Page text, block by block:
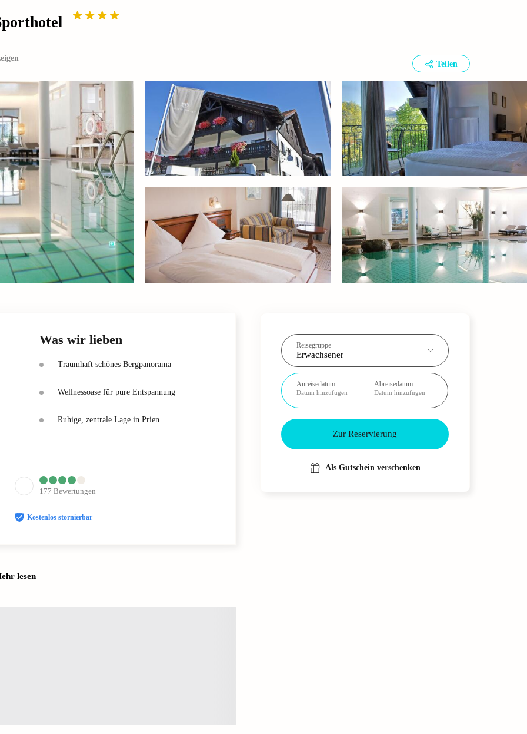
Teilen
Reisegruppe
Erwachsener
Anreisedatum
Datum hinzufügen
Abreisedatum
Datum hinzufügen
Zur Reservierung
Als Gutschein verschenken
Was wir lieben
Traumhaft schönes Bergpanorama
Wellnessoase für pure Entspannung
Ruhige, zentrale Lage in Prien
177 Bewertungen
Kostenlos stornierbar
lesen